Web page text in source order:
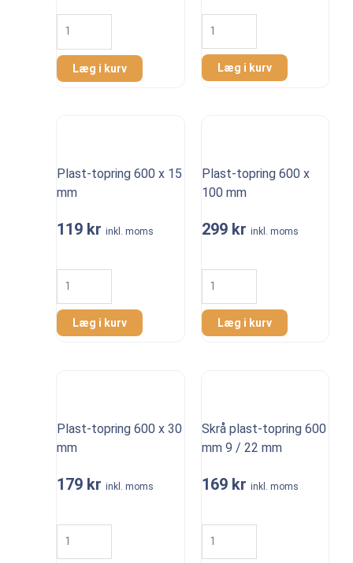
Dækselkroge
mm
i
sæt
Læg i kurv
Plast-
topring
600
x
50
Læg i kurv
Plast-topring 600 x 15
mm
119 kr inkl. moms
Plast-
topring
600
x
15
Læg i kurv
Plast-topring 600 x
100 mm
299 kr inkl. moms
Plast-
topring
600
x
100
Læg i kurv
Plast-topring 600 x 30
mm
179 kr inkl. moms
Plast-
topring
600
Skrå plast-topring 600
mm 9 / 22 mm
169 kr inkl. moms
Skrå
plast-
topring